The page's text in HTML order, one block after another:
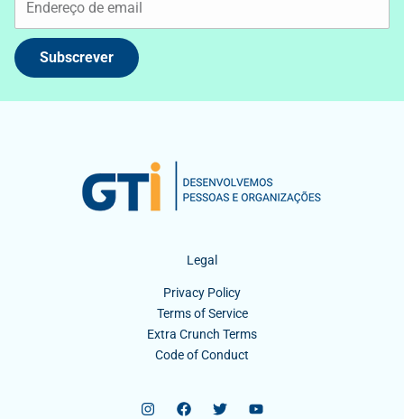
Subscrever
Legal
Privacy Policy
Terms of Service
Extra Crunch Terms
Code of Conduct